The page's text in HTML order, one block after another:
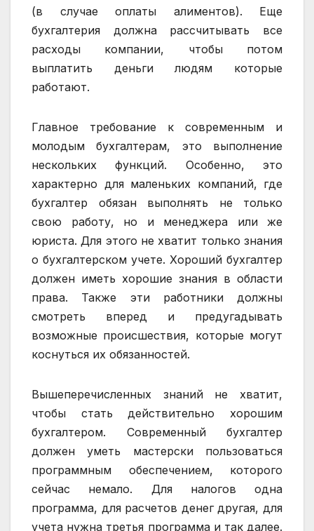
(в случае оплаты алиментов). Еще
бухгалтерия должна рассчитывать все
расходы компании, чтобы потом
выплатить деньги людям которые
работают.
Главное требование к современным и
молодым бухгалтерам, это выполнение
нескольких функций. Особенно, это
характерно для маленьких компаний, где
бухгалтер обязан выполнять не только
свою работу, но и менеджера или же
юриста. Для этого не хватит только знания
о бухгалтерском учете. Хороший бухгалтер
должен иметь хорошие знания в области
права. Также эти работники должны
смотреть вперед и предугадывать
возможные происшествия, которые могут
коснуться их обязанностей.
Вышеперечисленных знаний не хватит,
чтобы стать действительно хорошим
бухгалтером. Современный бухгалтер
должен уметь мастерски пользоваться
программным обеспечением, которого
сейчас немало. Для налогов одна
программа, для расчетов денег другая, для
учета нужна третья программа и так далее.